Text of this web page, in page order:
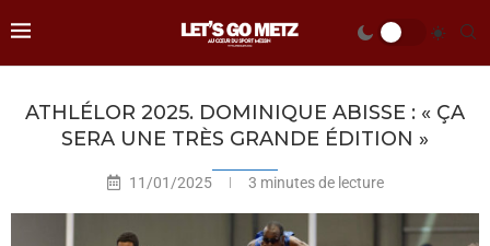
ATHLÉLOR 2025. DOMINIQUE ABISSE : « ÇA
SERA UNE TRÈS GRANDE ÉDITION »
11/01/2025 3 minutes de lecture